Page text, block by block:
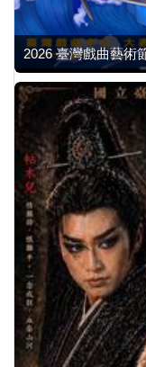
2026 臺灣戲曲藝術